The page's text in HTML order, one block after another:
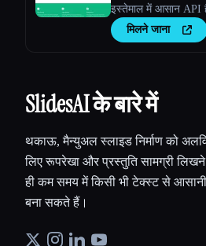
इस्तेमाल में आसान API
मिलने जाना
SlidesAI के बारे में
थकाऊ, मैन्युअल स्लाइड निर्माण को
लिए रूपरेखा और प्रस्तुति सामग्री
ही कम समय में किसी भी टेक्स्ट से
बना सकते हैं।